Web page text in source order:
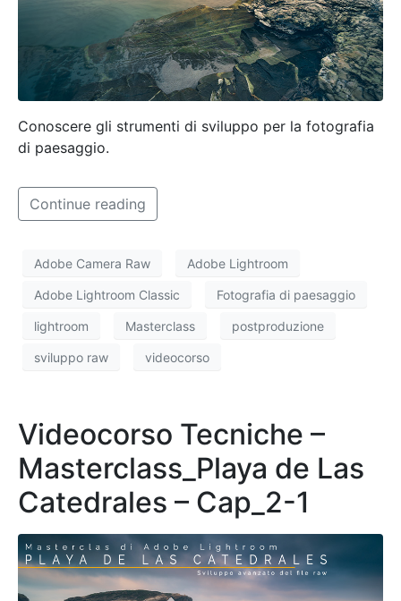
Conoscere gli strumenti di sviluppo per la fotografia
di paesaggio.
Continue reading
Adobe Camera Raw Adobe Lightroom
Adobe Lightroom Classic Fotografia di paesaggio
lightroom Masterclass postproduzione
sviluppo raw videocorso
Videocorso Tecniche –
Masterclass_Playa de Las
Catedrales – Cap_2-1